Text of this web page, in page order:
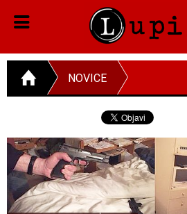
NOVICE